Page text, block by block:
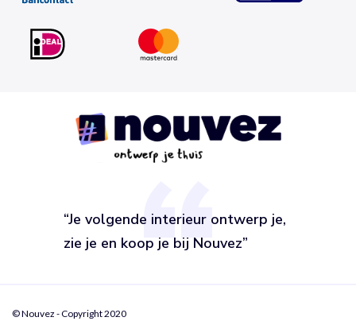
“Je volgende interieur ontwerp je,
zie je en koop je bij Nouvez”
© Nouvez - Copyright 2020